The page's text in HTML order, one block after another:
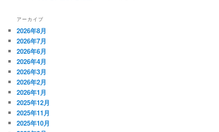
アーカイブ
2026年8月
2026年7月
2026年6月
2026年4月
2026年3月
2026年2月
2026年1月
2025年12月
2025年11月
2025年10月